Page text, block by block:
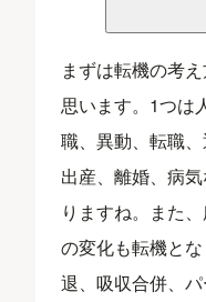
まずは転機の考
思います。1つは
職、異動、転職、
出産、離婚、病
りますね。また
の変化も転機と
退、吸収合併、